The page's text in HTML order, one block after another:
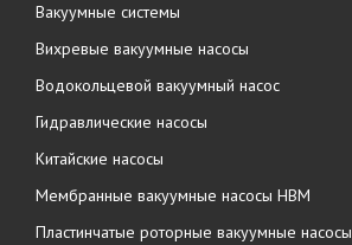
Вакуумные системы
Вихревые вакуумные насосы
Водокольцевой вакуумный насос
Гидравлические насосы
Китайские насосы
Мембранные вакуумные насосы НВМ
Пластинчатые роторные вакуумные насосы